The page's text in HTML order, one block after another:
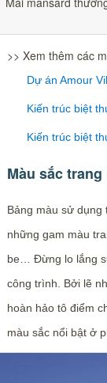
>> Xem thêm các
Dự án Amour
Kiến trúc biệt
Kiến trúc biệt
Màu sắc
Bảng màu sử
những gam màu
be… Đừng lo lắng
công trình. Bởi lẽ
hoàn hảo tô điểm
màu sắc nổi bật ở